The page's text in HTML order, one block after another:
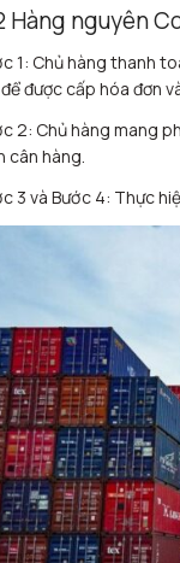
Hàng nguyên
1: Chủ hàng thanh
được cấp hóa đơn
2: Chủ hàng mang
cân hàng.
3 và Bước 4: Thực